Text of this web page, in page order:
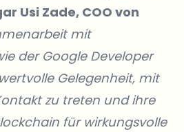
Usi Zade, COO von
mit
der Google Developer
Gelegenheit, mit
zu treten und ihre
für wirkungsvolle